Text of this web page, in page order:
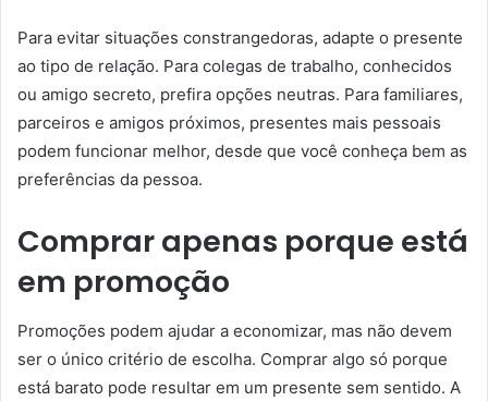
Para evitar situações constrangedoras, adapte o presente
ao tipo de relação. Para colegas de trabalho, conhecidos
ou amigo secreto, prefira opções neutras. Para familiares,
parceiros e amigos próximos, presentes mais pessoais
podem funcionar melhor, desde que você conheça bem as
preferências da pessoa.
Comprar apenas porque está
em promoção
Promoções podem ajudar a economizar, mas não devem
ser o único critério de escolha. Comprar algo só porque
está barato pode resultar em um presente sem sentido. A